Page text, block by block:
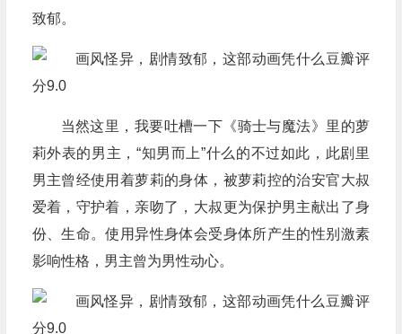
致郁。
当然这里，我要吐槽一下《骑士与魔法》里的萝
莉外表的男主，“知男而上”什么的不过如此，此剧里
男主曾经使用着萝莉的身体，被萝莉控的治安官大叔
爱着，守护着，亲吻了，大叔更为保护男主献出了身
份、生命。使用异性身体会受身体所产生的性别激素
影响性格，男主曾为男性动心。